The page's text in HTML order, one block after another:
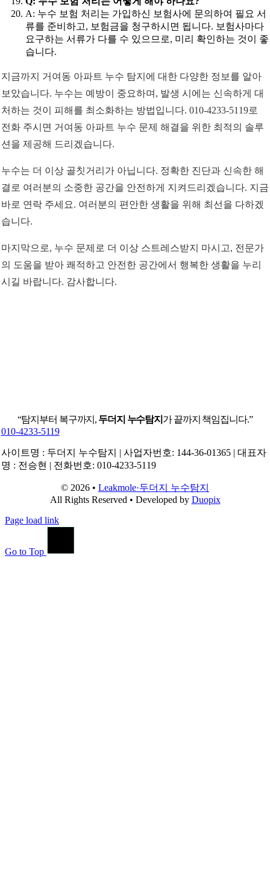
A: 누수 보험 처리는 가입하신 보험사에 문의하여 필요 서
류를 준비하고, 보험금을 청구하시면 됩니다. 보험사마다
요구하는 서류가 다를 수 있으므로, 미리 확인하는 것이 좋
습니다.
지금까지 거여동 아파트 누수 탐지에 대한 다양한 정보를 알아
보았습니다. 누수는 예방이 중요하며, 발생 시에는 신속하게 대
처하는 것이 피해를 최소화하는 방법입니다. 010-4233-5119로
전화 주시면 거여동 아파트 누수 문제 해결을 위한 최적의 솔루
션을 제공해 드리겠습니다.
누수는 더 이상 골칫거리가 아닙니다. 정확한 진단과 신속한 해
결로 여러분의 소중한 공간을 안전하게 지켜드리겠습니다. 지금
바로 연락 주세요. 여러분의 편안한 생활을 위해 최선을 다하겠
습니다.
마지막으로, 누수 문제로 더 이상 스트레스받지 마시고, 전문가
의 도움을 받아 쾌적하고 안전한 공간에서 행복한 생활을 누리
시길 바랍니다. 감사합니다.
“탐지부터 복구까지, 두더지 누수탐지 가 끝까지 책임집니다.”
010-4233-5119
사이트명 : 두더지 누수탐지 | 사업자번호: 144-36-01365 | 대표자
명 : 전승현 | 전화번호: 010-4233-5119
© 2026 • Leakmole·두더지 누수탐지
All Rights Reserved • Developed by Duopix
Page load link
Go to Top